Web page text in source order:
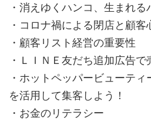
・消えゆくハンコ、生まれる
・コロナ禍による閉店と顧
・顧客リスト経営の重要性
・ＬＩＮＥ友だち追加広告で
・ホットペッパービューティ
を活用して集客しよう！
・お金のリテラシー